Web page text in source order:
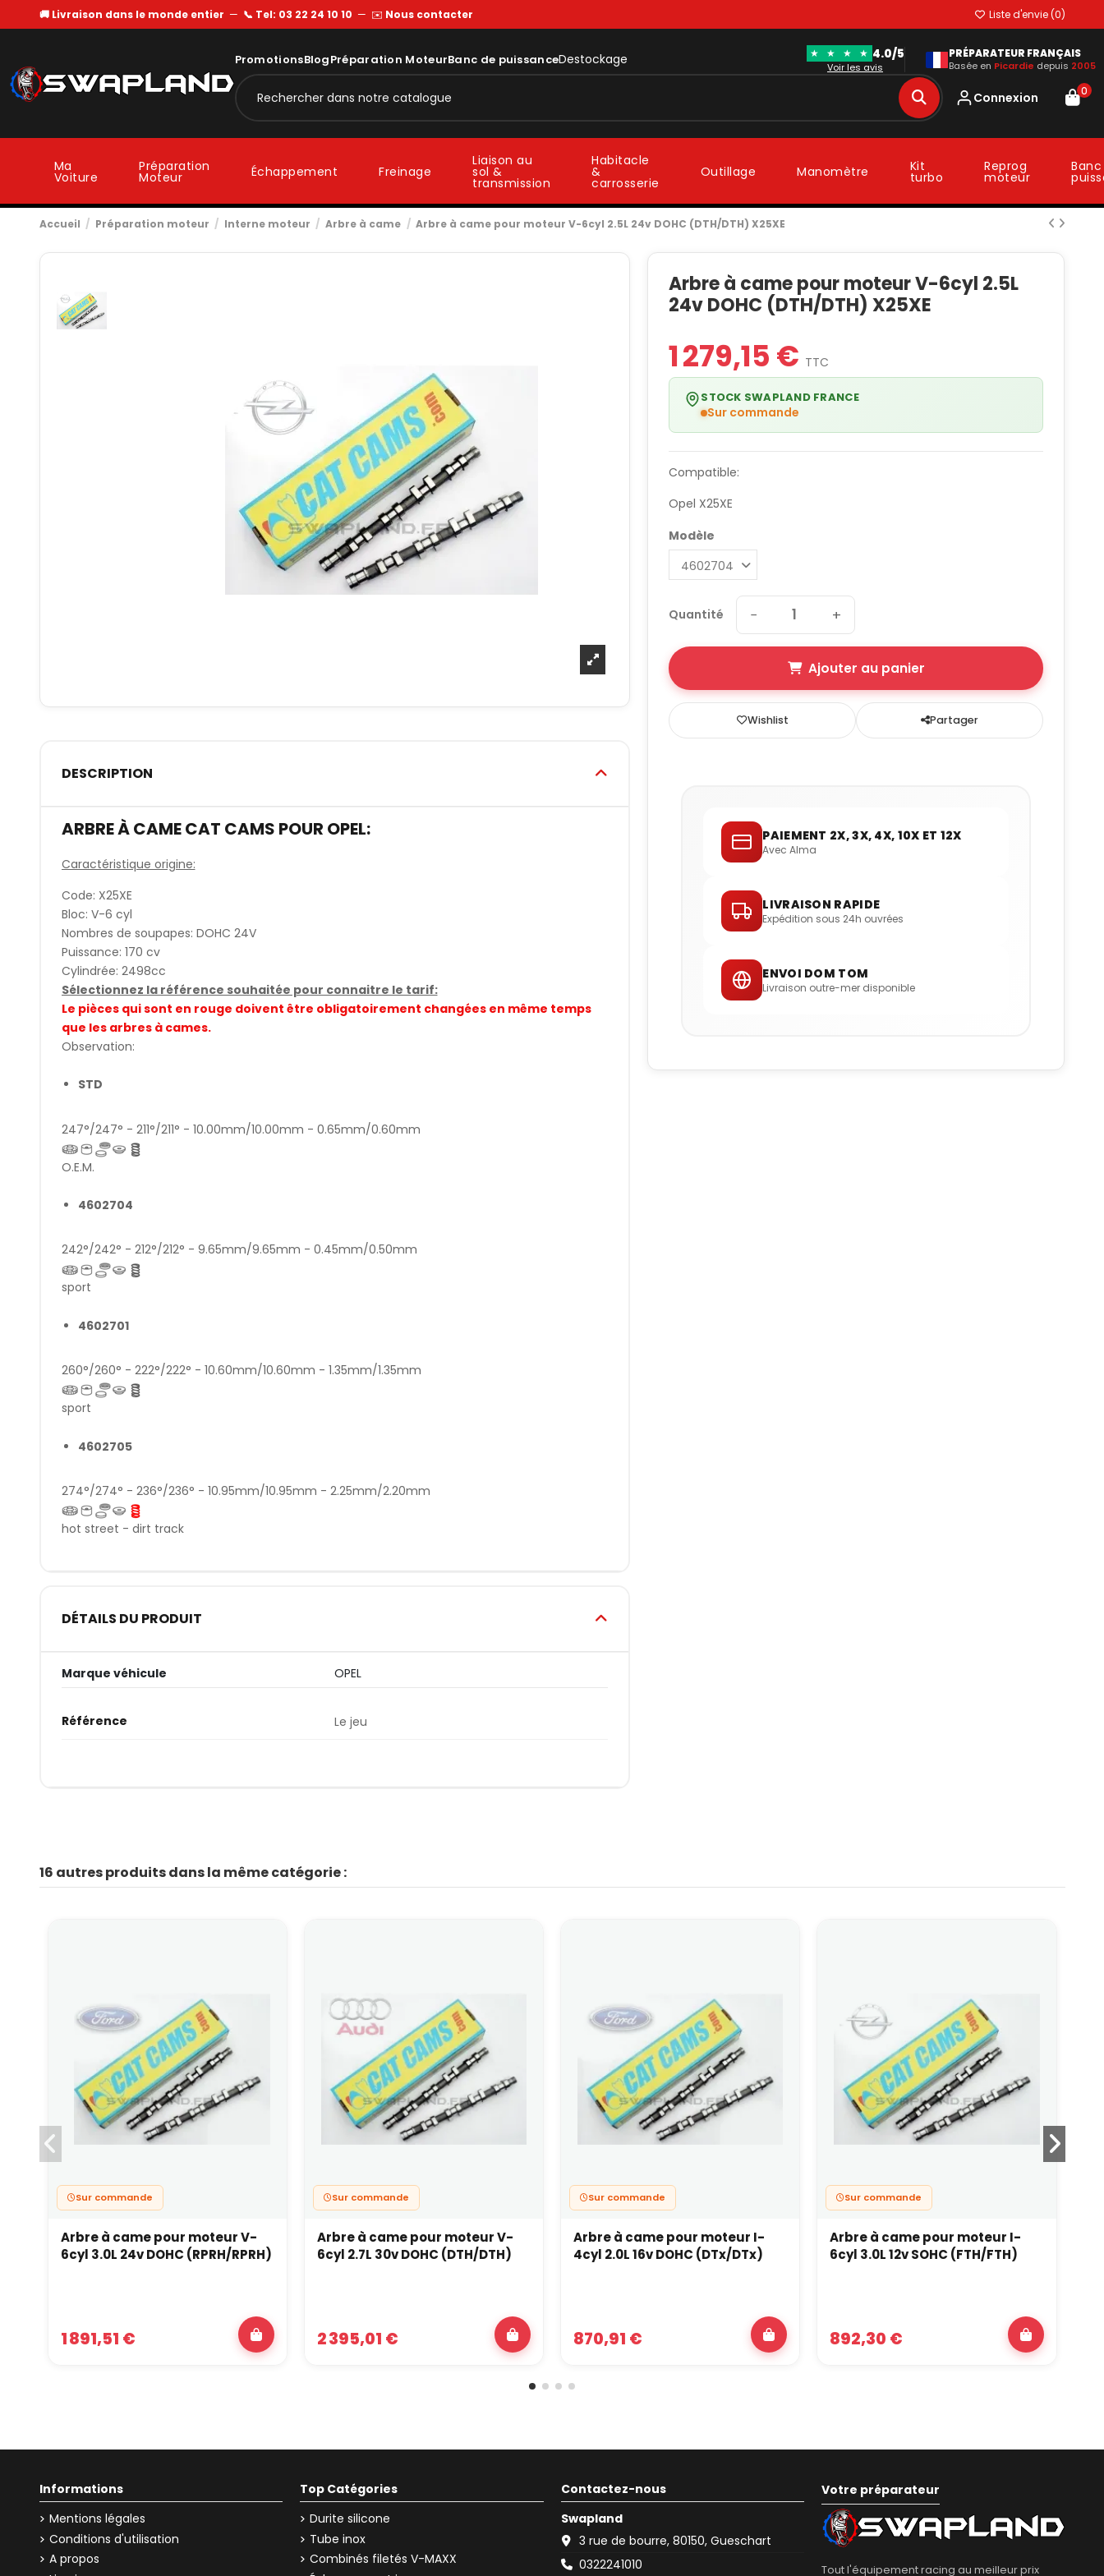
🚚 Livraison dans le monde entier — 📞 Tel: 03 22 24 10 10 — ✉️ Nous contacter Liste d'envie (0)
PromotionsBlogPréparation MoteurBanc de puissanceDestockage ★ ★ ★ ★ 4.0/5
Voir les avis
PRÉPARATEUR FRANÇAIS
Basée en Picardie depuis 2005
Connexion 0
Ma
Voiture
Préparation
Moteur Échappement Freinage
Liaison au
sol &
transmission
Habitacle
&
carrosserie
Outillage Manomètre Kit
turbo
Reprog
moteur
Accueil Préparation moteur Interne moteur Arbre à came Arbre à came pour moteur V-6cyl 2.5L 24v DOHC (DTH/DTH) X25XE
DESCRIPTION
ARBRE À CAME CAT CAMS POUR OPEL:
Caractéristique origine:
Code: X25XE
Bloc: V-6 cyl
Nombres de soupapes: DOHC 24V
Puissance: 170 cv
Cylindrée: 2498cc
Sélectionnez la référence souhaitée pour connaitre le tarif:
Le pièces qui sont en rouge doivent être obligatoirement changées en même temps
que les arbres à cames.
Observation:
STD
247°/247° - 211°/211° - 10.00mm/10.00mm - 0.65mm/0.60mm
O.E.M.
4602704
242°/242° - 212°/212° - 9.65mm/9.65mm - 0.45mm/0.50mm
sport
4602701
260°/260° - 222°/222° - 10.60mm/10.60mm - 1.35mm/1.35mm
sport
4602705
274°/274° - 236°/236° - 10.95mm/10.95mm - 2.25mm/2.20mm
hot street - dirt track
DÉTAILS DU PRODUIT
Marque véhicule OPEL
Référence Le jeu
Arbre à came pour moteur V-6cyl 2.5L
24v DOHC (DTH/DTH) X25XE
1 279,15 € TTC
STOCK SWAPLAND FRANCE
Sur commande
Compatible:
Opel X25XE
Modèle
Quantité − +
Ajouter au panier
Wishlist Partager
PAIEMENT 2X, 3X, 4X, 10X ET 12X
Avec Alma
LIVRAISON RAPIDE
Expédition sous 24h ouvrées
ENVOI DOM TOM
Livraison outre-mer disponible
16 autres produits dans la même catégorie :
Sur commande
Arbre à came pour moteur V-
6cyl 3.0L 24v DOHC (RPRH/RPRH)
1 891,51 €
Sur commande
Arbre à came pour moteur V-
6cyl 2.7L 30v DOHC (DTH/DTH)
2 395,01 €
Sur commande
Arbre à came pour moteur I-
4cyl 2.0L 16v DOHC (DTx/DTx)
870,91 €
Sur commande
Arbre à came pour moteur I-
6cyl 3.0L 12v SOHC (FTH/FTH)
892,30 €
Informations
Mentions légales
Conditions d'utilisation
A propos
Top Catégories
Durite silicone
Tube inox
Combinés filetés V-MAXX
Contactez-nous
Swapland
3 rue de bourre, 80150, Gueschart
0322241010
Votre préparateur
Tout l'équipement racing au meilleur prix